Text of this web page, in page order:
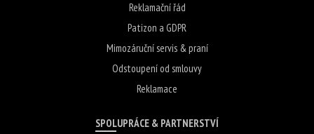
Reklamační řád
Patizon a GDPR
Mimozáruční servis & praní
Odstoupení od smlouvy
Reklamace
SPOLUPRÁCE & PARTNERSTVÍ